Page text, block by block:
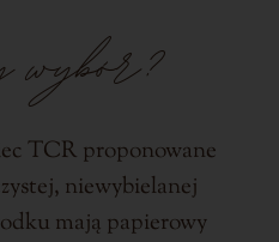
wybór?
TCR proponowane
niewybielanej
mają papierowy